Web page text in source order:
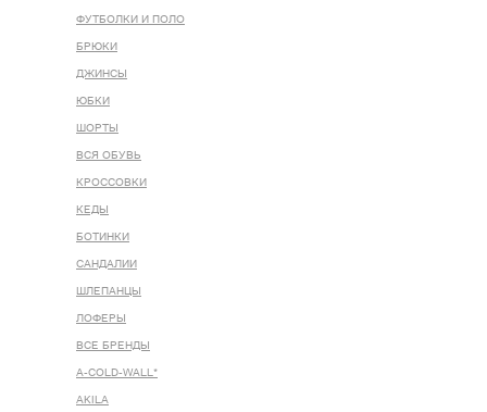
ФУТБОЛКИ И ПОЛО
БРЮКИ
ДЖИНСЫ
ЮБКИ
ШОРТЫ
ВСЯ ОБУВЬ
КРОССОВКИ
КЕДЫ
БОТИНКИ
САНДАЛИИ
ШЛЕПАНЦЫ
ЛОФЕРЫ
ВСЕ БРЕНДЫ
A-COLD-WALL*
AKILA